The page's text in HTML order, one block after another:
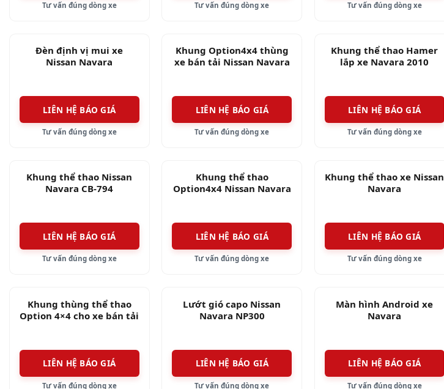
Tư vấn đúng dòng xe Tư vấn đúng dòng xe Tư vấn đúng dòng xe
Đèn định vị mui xe
Nissan Navara
LIÊN HỆ BÁO GIÁ
Tư vấn đúng dòng xe
Khung Option4x4 thùng
xe bán tải Nissan Navara
LIÊN HỆ BÁO GIÁ
Tư vấn đúng dòng xe
Khung thể thao Hamer
lắp xe Navara 2010
LIÊN HỆ BÁO GIÁ
Tư vấn đúng dòng xe
Khung thể thao Nissan
Navara CB-794
LIÊN HỆ BÁO GIÁ
Tư vấn đúng dòng xe
Khung thể thao
Option4x4 Nissan Navara
LIÊN HỆ BÁO GIÁ
Tư vấn đúng dòng xe
Khung thể thao xe Nissan
Navara
LIÊN HỆ BÁO GIÁ
Tư vấn đúng dòng xe
Khung thùng thể thao
Option 4×4 cho xe bán tải
LIÊN HỆ BÁO GIÁ
Tư vấn đúng dòng xe
Lướt gió capo Nissan
Navara NP300
LIÊN HỆ BÁO GIÁ
Tư vấn đúng dòng xe
Màn hình Android xe
Navara
LIÊN HỆ BÁO GIÁ
Tư vấn đúng dòng xe